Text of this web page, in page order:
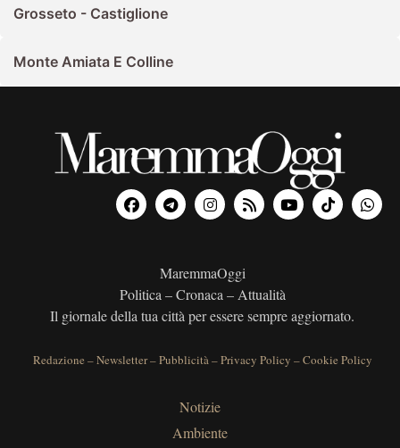
Grosseto - Castiglione
Monte Amiata E Colline
MaremmaOggi
Politica – Cronaca – Attualità
Il giornale della tua città per essere sempre aggiornato.
Redazione –Newsletter–Pubblicità–Privacy Policy –Cookie Policy
Notizie
Ambiente